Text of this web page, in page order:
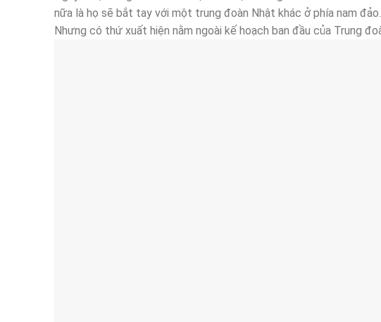
nữa là họ sẽ bắt tay với một trung đoàn Nhật khác ở phía nam đảo.
Nhưng có thứ xuất hiện nằm ngoài kế hoạch ban đầu của Trung